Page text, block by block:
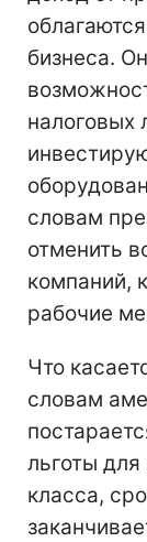
бизнеса.
налоговых
словам
отменить
компаний,
рабочие
Что
словам
льготы для
класса,